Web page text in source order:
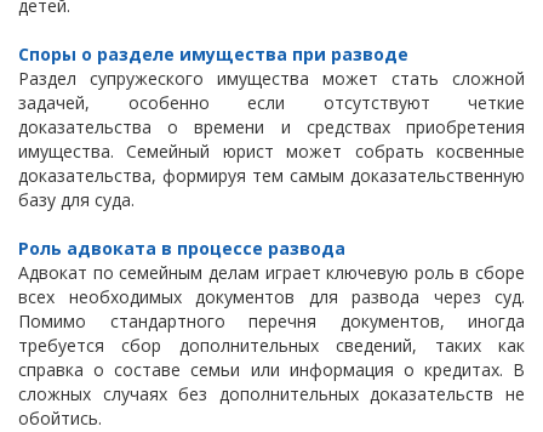
детей.
Споры о разделе имущества при разводе
Раздел супружеского имущества может стать сложной
задачей, особенно если отсутствуют четкие
доказательства о времени и средствах приобретения
имущества. Семейный юрист может собрать косвенные
доказательства, формируя тем самым доказательственную
базу для суда.
Роль адвоката в процессе развода
Адвокат по семейным делам играет ключевую роль в сборе
всех необходимых документов для развода через суд.
Помимо стандартного перечня документов, иногда
требуется сбор дополнительных сведений, таких как
справка о составе семьи или информация о кредитах. В
сложных случаях без дополнительных доказательств не
обойтись.